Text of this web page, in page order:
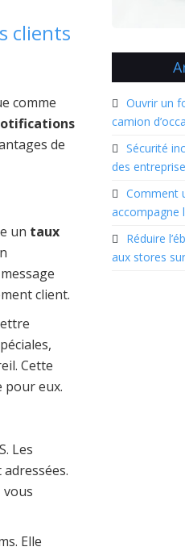
clients
comme
de
un taux
client.
Cette
pour eux.
Les
Elle
Ouvrir un
camion
Sécurité
des
Comment
accompagne
Réduire
aux stores